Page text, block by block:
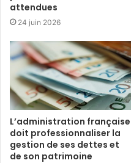
attendues
24 juin 2026
L’administration française
doit professionnaliser la
gestion de ses dettes et
de son patrimoine